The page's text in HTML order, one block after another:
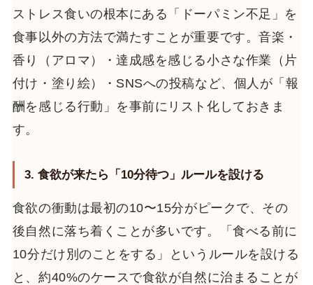
ストレス食いの根本にある「ドーパミン不足」を
食事以外の方法で満たすことが重要です。音楽・
香り（アロマ）・達成感を感じる小さな作業（片
付け・塗り絵）・SNSへの投稿など、個人が「報
酬を感じる行動」を事前にリスト化しておきま
す。
3. 食欲が来たら「10分待つ」ルールを設ける
食欲の衝動は最初の10〜15分がピークで、その
後自然に落ち着くことが多いです。「食べる前に
10分だけ別のことをする」というルールを設ける
と、約40%のケースで食欲が自然に治まることが